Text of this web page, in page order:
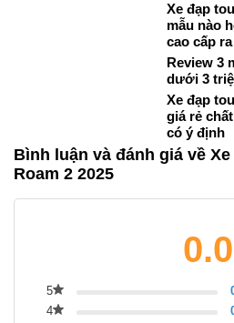
Xe đạp
mẫu nào
cao cấp
Review 3
dưới 3
Xe đạp
giá rẻ
có ý định
Bình luận và đánh giá về
Roam 2 2025
0.0
5
4